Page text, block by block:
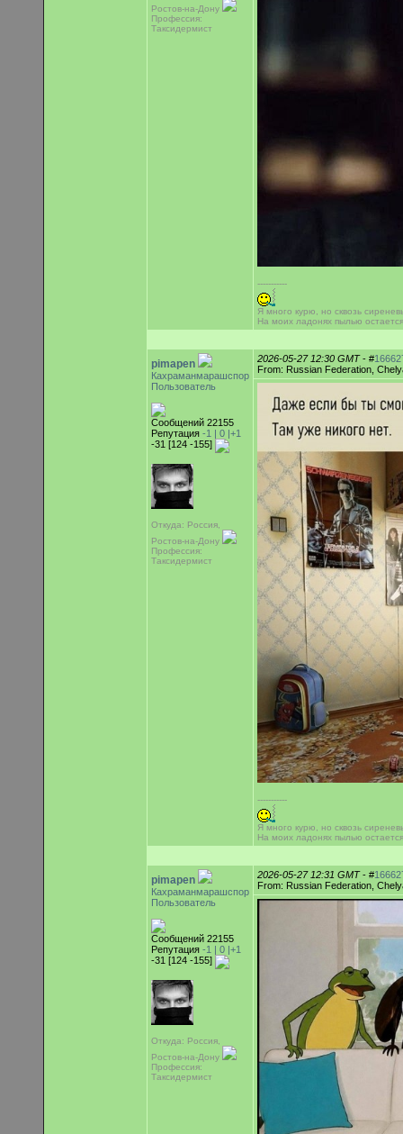
Ростов-на-Дону
Профессия:
Таксидермист
-----------
Я много курю, но сквозь
На моих ладонях пылью
pimapen
Кахраманмарашспор
Пользователь
Сообщений 22155
Репутация -1 | 0 |+1
-31 [124 -155]
Откуда: Россия,
Ростов-на-Дону
Профессия:
Таксидермист
2026-05-27 12:30 GMT- #
From: Russian Federation,
-----------
Я много курю, но сквозь
На моих ладонях пылью
pimapen
Кахраманмарашспор
Пользователь
Сообщений 22155
Репутация -1 | 0 |+1
-31 [124 -155]
Откуда: Россия,
Ростов-на-Дону
Профессия:
Таксидермист
2026-05-27 12:31 GMT- #
From: Russian Federation,